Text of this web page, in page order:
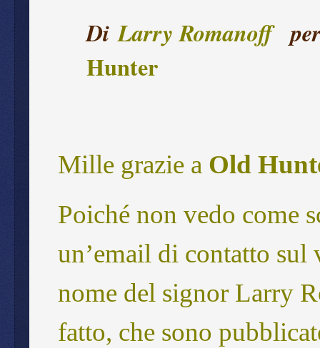
DiLarry Romanoff
Hunter
Mille grazie a Old
Poiché non vedo come
un’email di contatto
nome del signor Larry
fatto, che sono